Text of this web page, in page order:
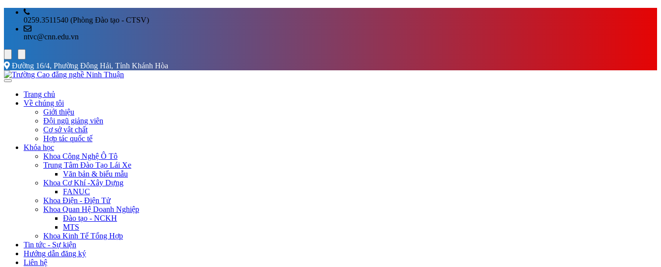
0259.3511540 (Phòng Đào tạo - CTSV)
ntvc@cnn.edu.vn
Đường 16/4, Phường Đông Hải, Tỉnh Khánh Hòa
Trang chủ
Về chúng tôi
Giới thiệu
Đội ngũ giảng viên
Cơ sở vật chất
Hợp tác quốc tế
Khóa học
Khoa Công Nghệ Ô Tô
Trung Tâm Đào Tạo Lái Xe
Văn bản & biểu mẫu
Khoa Cơ Khí -Xây Dựng
FANUC
Khoa Điện - Điện Tử
Khoa Quan Hệ Doanh Nghiệp
Đào tạo - NCKH
MTS
Khoa Kinh Tế Tổng Hợp
Tin tức - Sự kiện
Hướng dẫn đăng ký
Liên hệ